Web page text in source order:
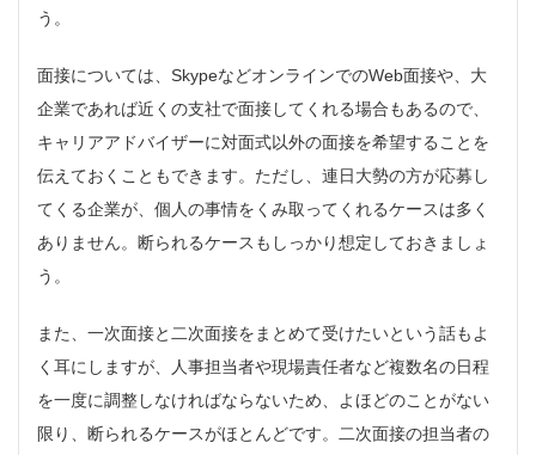
う。
面接については、SkypeなどオンラインでのWeb面接や、大
企業であれば近くの支社で面接してくれる場合もあるので、
キャリアアドバイザーに対面式以外の面接を希望することを
伝えておくこともできます。ただし、連日大勢の方が応募し
てくる企業が、個人の事情をくみ取ってくれるケースは多く
ありません。断られるケースもしっかり想定しておきましょ
う。
また、一次面接と二次面接をまとめて受けたいという話もよ
く耳にしますが、人事担当者や現場責任者など複数名の日程
を一度に調整しなければならないため、よほどのことがない
限り、断られるケースがほとんどです。二次面接の担当者の